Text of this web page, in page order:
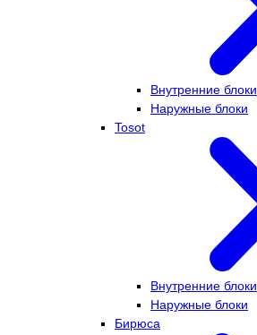
Внутренние блоки
Наружные блоки
Tosot
Внутренние блоки
Наружные блоки
Бирюса